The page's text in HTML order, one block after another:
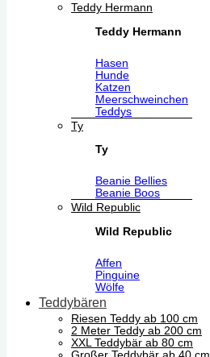
Teddy Hermann
Teddy Hermann
Hasen
Hunde
Katzen
Meerschweinchen
Teddys
Ty
Ty
Beanie Bellies
Beanie Boos
Wild Republic
Wild Republic
Affen
Pinguine
Wölfe
Teddybären
Riesen Teddy ab 100 cm
2 Meter Teddy ab 200 cm
XXL Teddybär ab 80 cm
Großer Teddybär ab 40 cm